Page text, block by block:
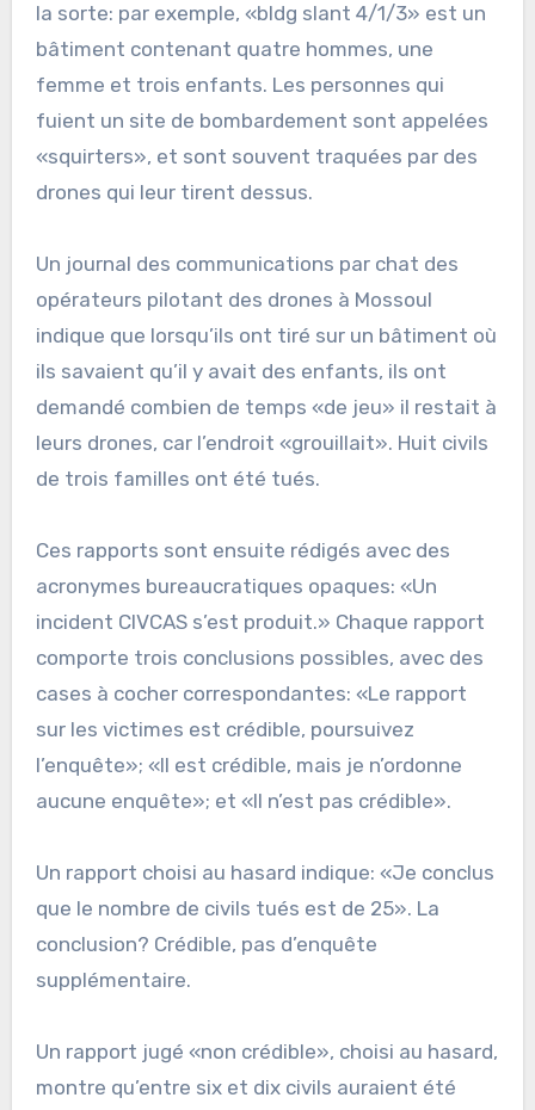
la sorte: par exemple, «bldg slant 4/1/3» est un
bâtiment contenant quatre hommes, une
femme et trois enfants. Les personnes qui
fuient un site de bombardement sont appelées
«squirters», et sont souvent traquées par des
drones qui leur tirent dessus.
Un journal des communications par chat des
opérateurs pilotant des drones à Mossoul
indique que lorsqu’ils ont tiré sur un bâtiment où
ils savaient qu’il y avait des enfants, ils ont
demandé combien de temps «de jeu» il restait à
leurs drones, car l’endroit «grouillait». Huit civils
de trois familles ont été tués.
Ces rapports sont ensuite rédigés avec des
acronymes bureaucratiques opaques: «Un
incident CIVCAS s’est produit.» Chaque rapport
comporte trois conclusions possibles, avec des
cases à cocher correspondantes: «Le rapport
sur les victimes est crédible, poursuivez
l’enquête»; «Il est crédible, mais je n’ordonne
aucune enquête»; et «Il n’est pas crédible».
Un rapport choisi au hasard indique: «Je conclus
que le nombre de civils tués est de 25». La
conclusion? Crédible, pas d’enquête
supplémentaire.
Un rapport jugé «non crédible», choisi au hasard,
montre qu’entre six et dix civils auraient été